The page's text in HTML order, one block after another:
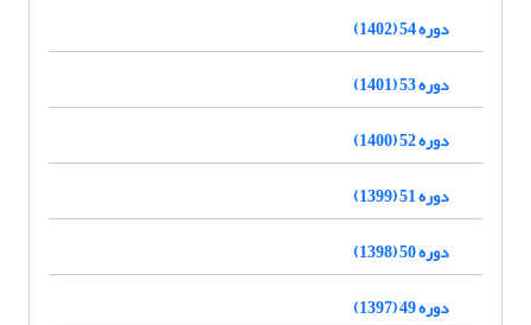
دوره 54 (1402)
دوره 53 (1401)
دوره 52 (1400)
دوره 51 (1399)
دوره 50 (1398)
دوره 49 (1397)